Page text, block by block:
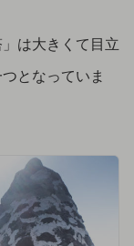
は大きくて目立
となっていま